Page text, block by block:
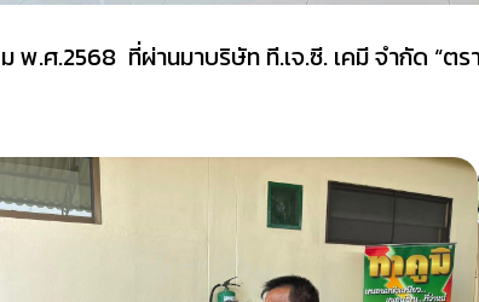
พ.ศ.2568 ที่ผ่านมาบริษัท ที.เจ.ซี. เคมี จำกัด “ต